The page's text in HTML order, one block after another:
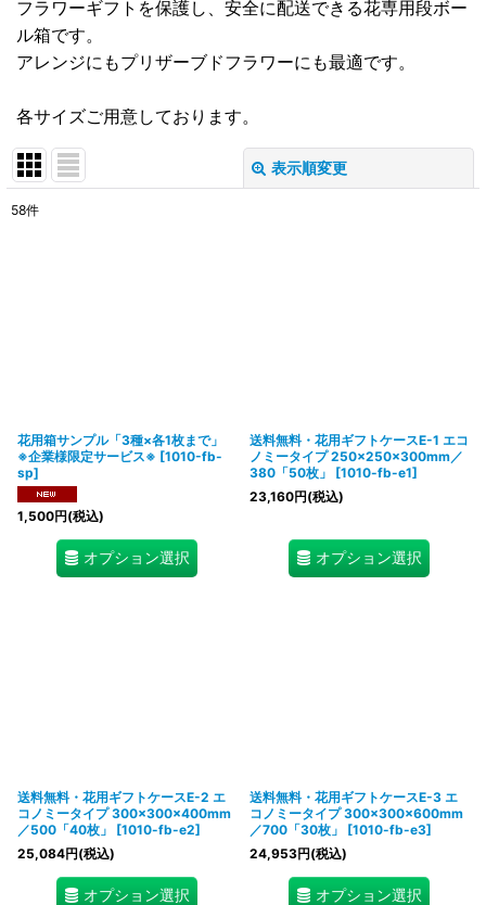
フラワーギフトを保護し、安全に配送できる花専用段ボー
ル箱です。
アレンジにもプリザーブドフラワーにも最適です。
各サイズご用意しております。
表示順変更
絞り込む
58件
花用箱サンプル「3種×各1枚まで」
※企業様限定サービス※ [1010-fb-
sp]
1,500円(税込)
オプション選択
送料無料・花用ギフトケースE-1 エコ
ノミータイプ 250×250×300mm／
380「50枚」
[1010-fb-e1]
23,160円(税込)
オプション選択
送料無料・花用ギフトケースE-2 エ
コノミータイプ 300×300×400mm
／500「40枚」
[1010-fb-e2]
25,084円(税込)
オプション選択
送料無料・花用ギフトケースE-3 エ
コノミータイプ 300×300×600mm
／700「30枚」
[1010-fb-e3]
24,953円(税込)
オプション選択